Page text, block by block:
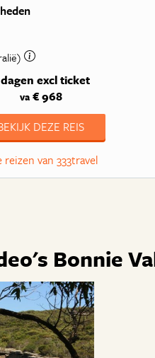
excl ticket
va€ 968
DEZE REIS
reizen van 333travel
Bonnie